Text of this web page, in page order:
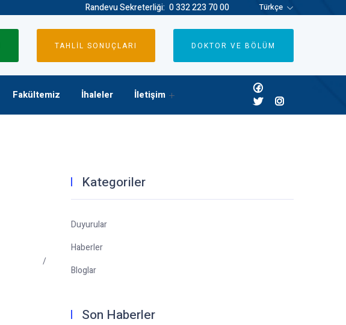
Randevu Sekreterliği: 0 332 223 70 00 Türkçe
TAHLİL SONUÇLARI DOKTOR VE BÖLÜM
Fakültemiz İhaleler İletişim
Kategoriler
Duyurular
Haberler
Bloglar
Son Haberler